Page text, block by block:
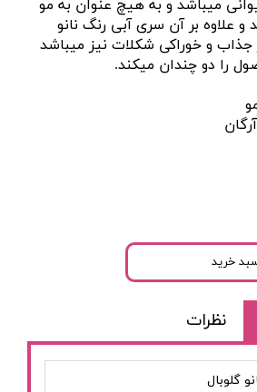
میباشد و به هیچ عنوان به مو
علاوه بر آن سری آبی رنگ نانو
جذاب و خوراکی شکلات نیز میباشد
را دو چندان میکند.
خرید
نظرات
گلوبال